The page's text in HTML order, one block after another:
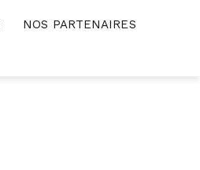
NOS PARTENAIRES